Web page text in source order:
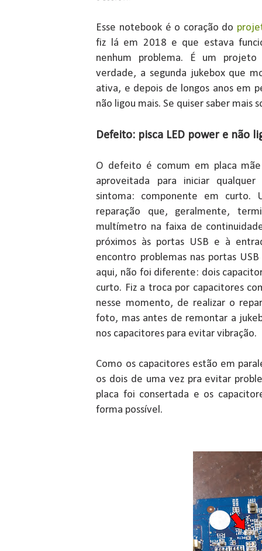
Esse notebook é o coração do
fiz lá em 2018 e que estava
nenhum problema. É um
verdade, a segunda jukebox que
ativa, e depois de longos anos em
não ligou mais. Se quiser saber mais
Defeito: pisca LED power e não
O defeito é comum em placa
aproveitada para iniciar
sintoma: componente em curto.
reparação que, geralmente,
multímetro na faixa de
próximos às portas USB e à
encontro problemas nas portas
aqui, não foi diferente: dois
curto. Fiz a troca por capacitores
nesse momento, de realizar o
foto, mas antes de remontar a
nos capacitores para evitar vibração.
Como os capacitores estão em
os dois de uma vez pra evitar
placa foi consertada e os
forma possível.